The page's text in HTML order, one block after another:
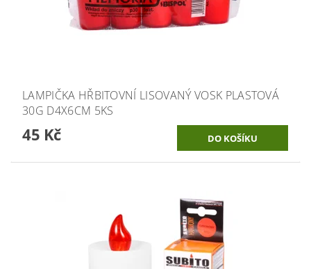
LAMPIČKA HŘBITOVNÍ LISOVANÝ VOSK PLASTOVÁ
30G D4X6CM 5KS
45 Kč